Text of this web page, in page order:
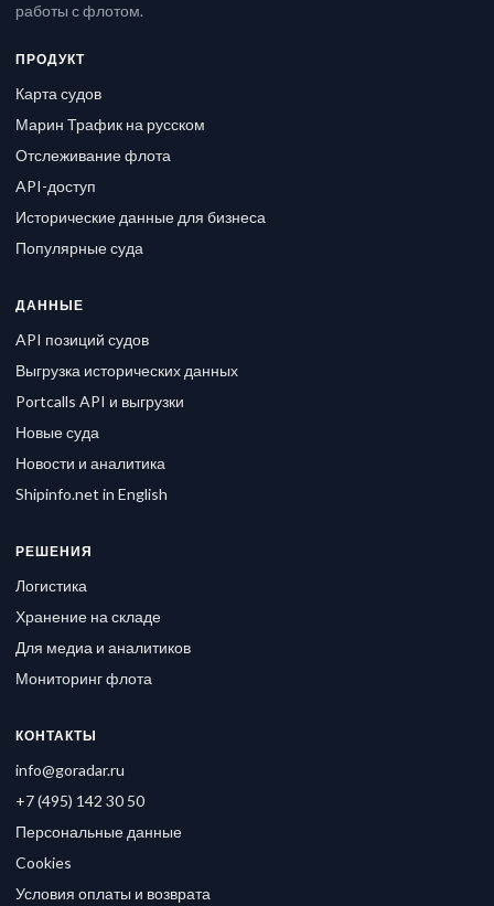
работы с флотом.
ПРОДУКТ
Карта судов
Марин Трафик на русском
Отслеживание флота
API-доступ
Исторические данные для бизнеса
Популярные суда
ДАННЫЕ
API позиций судов
Выгрузка исторических данных
Portcalls API и выгрузки
Новые суда
Новости и аналитика
Shipinfo.net in English
РЕШЕНИЯ
Логистика
Хранение на складе
Для медиа и аналитиков
Мониторинг флота
КОНТАКТЫ
info@goradar.ru
+7 (495) 142 30 50
Персональные данные
Cookies
Условия оплаты и возврата